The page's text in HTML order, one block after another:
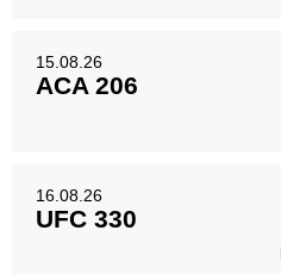
15.08.26
ACA 206
16.08.26
UFC 330